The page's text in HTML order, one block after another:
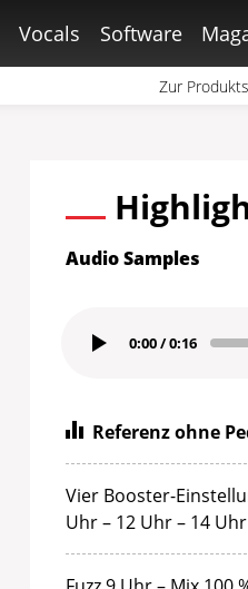
Vocals Software
Zur
Audio Samples
0:00/0:16
Referenz ohne
Vier Booster-
Uhr – 12 Uhr – 14